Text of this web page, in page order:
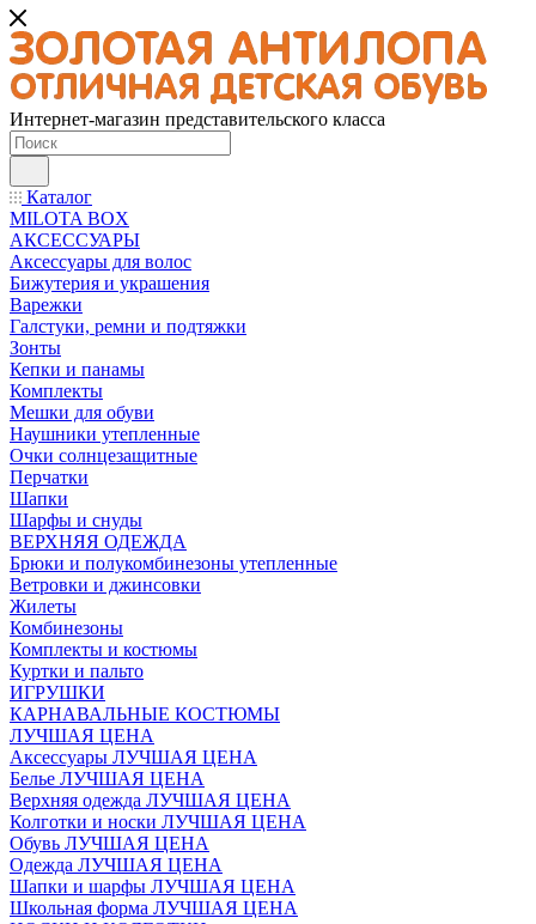
Интернет-магазин представительского класса
Каталог
MILOTA BOX
АКСЕССУАРЫ
Аксессуары для волос
Бижутерия и украшения
Варежки
Галстуки, ремни и подтяжки
Зонты
Кепки и панамы
Комплекты
Мешки для обуви
Наушники утепленные
Очки солнцезащитные
Перчатки
Шапки
Шарфы и снуды
ВЕРХНЯЯ ОДЕЖДА
Брюки и полукомбинезоны утепленные
Ветровки и джинсовки
Жилеты
Комбинезоны
Комплекты и костюмы
Куртки и пальто
ИГРУШКИ
КАРНАВАЛЬНЫЕ КОСТЮМЫ
ЛУЧШАЯ ЦЕНА
Аксессуары ЛУЧШАЯ ЦЕНА
Белье ЛУЧШАЯ ЦЕНА
Верхняя одежда ЛУЧШАЯ ЦЕНА
Колготки и носки ЛУЧШАЯ ЦЕНА
Обувь ЛУЧШАЯ ЦЕНА
Одежда ЛУЧШАЯ ЦЕНА
Шапки и шарфы ЛУЧШАЯ ЦЕНА
Школьная форма ЛУЧШАЯ ЦЕНА